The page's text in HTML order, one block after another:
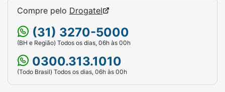
Compre pelo Drogatel
(31) 3270-5000
(BH e Região) Todos os dias, 06h às 00h
0300.313.1010
(Todo Brasil) Todos os dias, 06h às 00h